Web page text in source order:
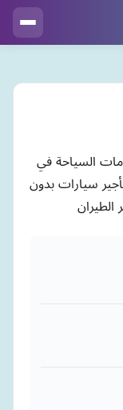
السياحة في
سيارات بدون
الطيران